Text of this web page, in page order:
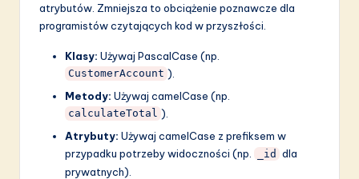
atrybutów. Zmniejsza to obciążenie poznawcze dla
programistów czytających kod w przyszłości.
Klasy: Używaj PascalCase (np.
CustomerAccount ).
Metody: Używaj camelCase (np.
calculateTotal ).
Atrybuty: Używaj camelCase z prefiksem w
przypadku potrzeby widoczności (np.
_id dla
prywatnych).